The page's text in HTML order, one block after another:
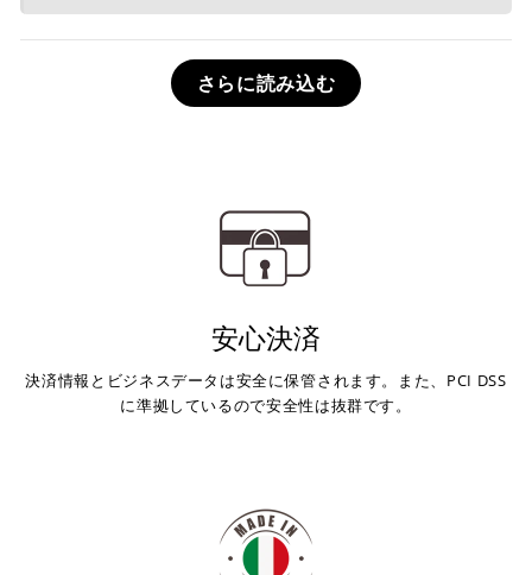
さらに読み込む
安心決済
決済情報とビジネスデータは安全に保管されます。また、PCI DSS
に準拠しているので安全性は抜群です。